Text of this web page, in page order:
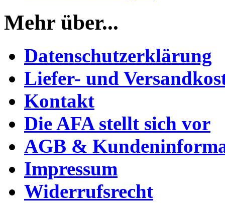
Mehr über...
Datenschutzerklärung
Liefer- und
Kontakt
Die AFA stellt sich vor
AGB &
Impressum
Widerrufsrecht